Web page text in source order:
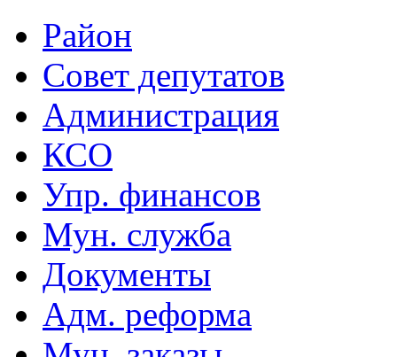
Район
Совет депутатов
Администрация
КСО
Упр. финансов
Мун. служба
Документы
Адм. реформа